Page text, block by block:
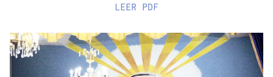
LEER PDF